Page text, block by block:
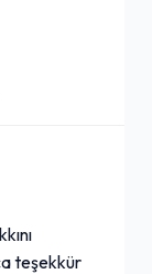
teşekkür